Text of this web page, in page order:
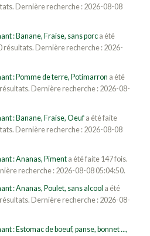
Dernière recherche : 2026-08-08
: Banane, Fraise, sans porca été
résultats. Dernière recherche : 2026-
: Pomme de terre, Potimarron a été
Dernière recherche : 2026-08-
: Banane, Fraise, Oeufa été faite
Dernière recherche : 2026-08-08
: Ananas, Pimenta été faite 147 fois.
recherche : 2026-08-08 05:04:50.
: Ananas, Poulet, sans alcool a été
Dernière recherche : 2026-08-
: Estomac de boeuf, panse, bonnet ...,